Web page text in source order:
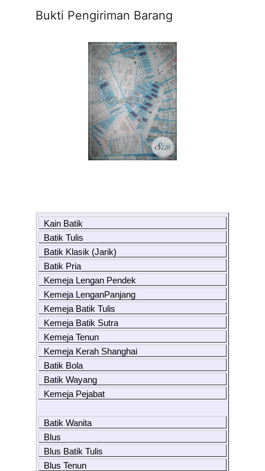
Bukti Pengiriman Barang
Kain Batik
Batik Tulis
Batik Klasik (Jarik)
Batik Pria
Kemeja Lengan Pendek
Kemeja LenganPanjang
Kemeja Batik Tulis
Kemeja Batik Sutra
Kemeja Tenun
Kemeja Kerah Shanghai
Batik Bola
Batik Wayang
Kemeja Pejabat
Batik Wanita
Blus
Blus Batik Tulis
Blus Tenun